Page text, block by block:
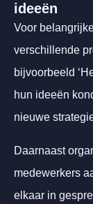
ideeën
Voor
verschillende
bijvoorbeeld
hun ideeën
nieuwe
Daarnaast
medewerkers
elkaar in